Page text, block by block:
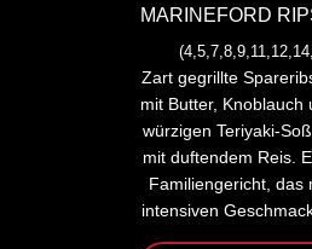
MARINEFORD
Zart gegrillte
mit Butter, Knoblauch
würzigen Teriyaki-
mit duftendem Reis.
Familiengericht, das
intensiven